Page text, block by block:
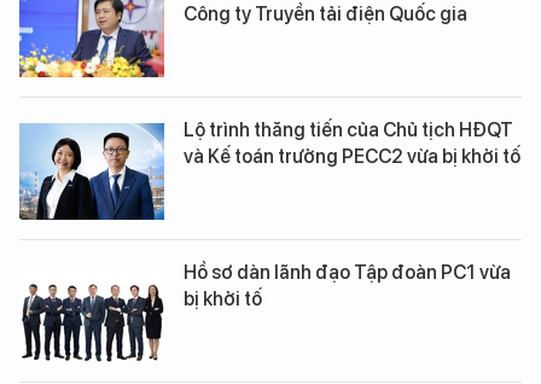
Công ty Truyền tải điện Quốc gia
Lộ trình thăng tiến của Chủ tịch HĐQT
và Kế toán trưởng PECC2 vừa bị khởi tố
Hồ sơ dàn lãnh đạo Tập đoàn PC1 vừa
bị khởi tố